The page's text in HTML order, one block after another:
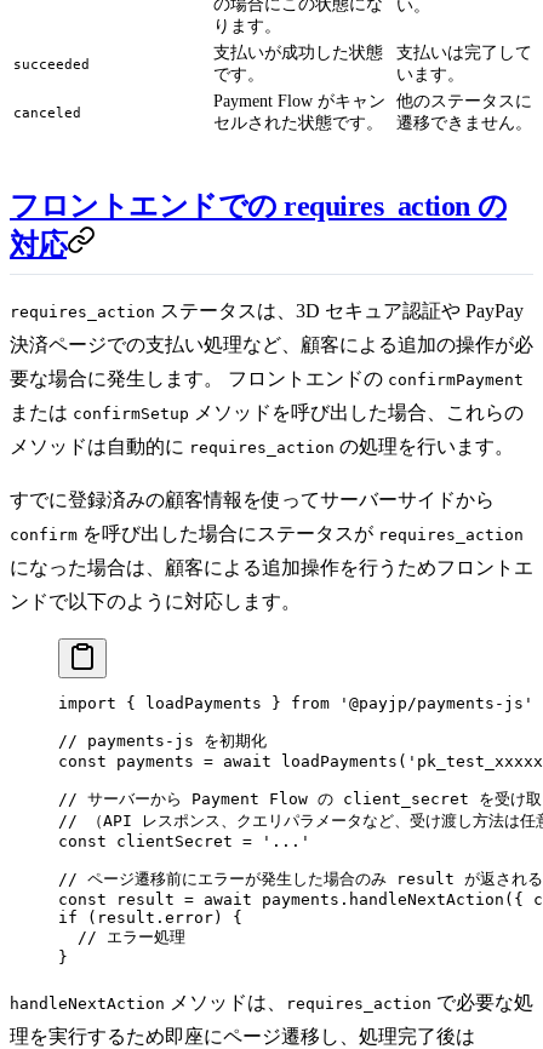
の場合にこの状態にな
ります。
い。
succeeded
支払いが成功した状態
です。
支払いは完了して
います。
canceled
Payment Flow がキャン
セルされた状態です。
他のステータスに
遷移できません。
フロントエンドでの requires_action の
対応
requires_action ステータスは、3D セキュア認証や PayPay
決済ページでの支払い処理など、顧客による追加の操作が必
要な場合に発生します。 フロントエンドの confirmPayment
または confirmSetup メソッドを呼び出した場合、これらの
メソッドは自動的に requires_action の処理を行います。
すでに登録済みの顧客情報を使ってサーバーサイドから
confirm を呼び出した場合にステータスが requires_action
になった場合は、顧客による追加操作を行うためフロントエ
ンドで以下のように対応します。
import { loadPayments } from '@payjp/payments-js'
// payments-js を初期化
const payments = await loadPayments (
// サーバーから Payment Flow の client_secret を受け取
// （API レスポンス、クエリパラメータなど、受け渡し方法は任
const clientSecret = '...'
// ページ遷移前にエラーが発生した場合のみ result が返される
const result = await payments. handleNextAction ({
if (result.error) {
  // エラー処理
}
handleNextAction メソッドは、 requires_action で必要な処
理を実行するため即座にページ遷移し、処理完了後は